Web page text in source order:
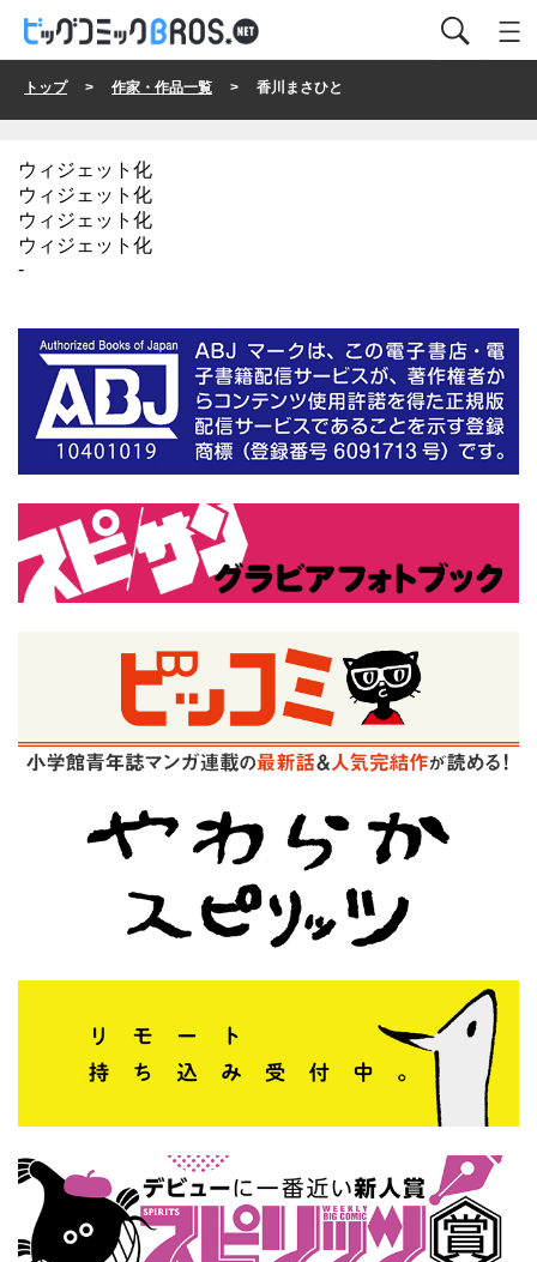
トップ> 作家・作品一覧 > 香川まさひと
ウィジェット化
ウィジェット化
ウィジェット化
ウィジェット化
-